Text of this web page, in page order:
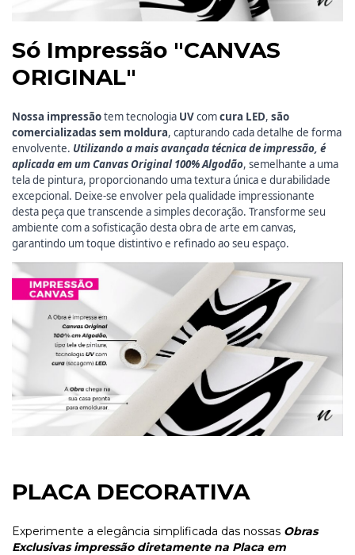
Só Impressão "CANVAS
ORIGINAL"
Nossa impressãotemtecnologia UVcomcura LED, são
comercializadas sem moldura, capturando cada detalhe de forma
envolvente. Utilizando a mais avançada técnica de impressão, é
aplicada em um Canvas Original 100% Algodão, semelhante a uma
tela de pintura, proporcionando uma textura única e durabilidade
excepcional. Deixe-se envolver pela qualidade impressionante
desta peça que transcende a simples decoração. Transforme seu
ambiente com a sofisticação desta obra de arte em canvas,
garantindo um toque distintivo e refinado ao seu espaço.
PLACA DECORATIVA
Experimente a elegância simplificada das nossas Obras
Exclusivas impressão diretamente na Placa em